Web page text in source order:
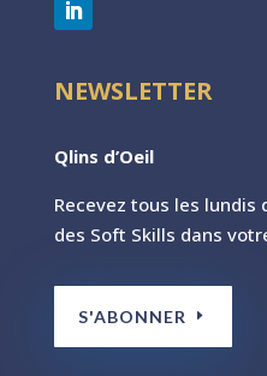
NEWSLETTER
Qlins d’Oeil
Recevez tous les lundis
des Soft Skills dans
S'ABONNER